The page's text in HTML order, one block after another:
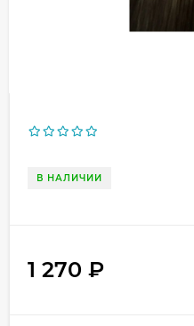
В НАЛИЧИИ
1 270 ₽